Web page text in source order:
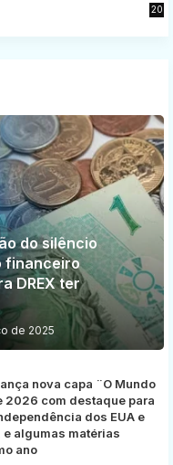
20
do silêncio
financeiro
DREX ter
de 2025
nova capa ¨O Mundo
2026 com destaque para
dos EUA e
algumas matérias
ano